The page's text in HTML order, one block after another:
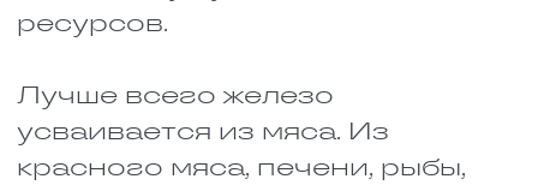
веществ.
КОГДА НУЖНО
ПРИНИМАТЬ БАДЫ